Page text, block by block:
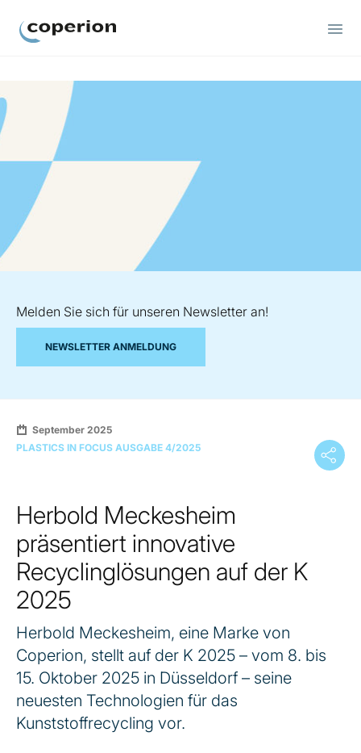
Melden Sie sich für unseren Newsletter an!
NEWSLETTER ANMELDUNG
September 2025
PLASTICS IN FOCUS AUSGABE 4/2025
Herbold Meckesheim
präsentiert innovative
Recyclinglösungen auf der K
2025
Herbold Meckesheim, eine Marke von
Coperion, stellt auf der K 2025 – vom 8. bis
15. Oktober 2025 in Düsseldorf – seine
neuesten Technologien für das
Kunststoffrecycling vor.